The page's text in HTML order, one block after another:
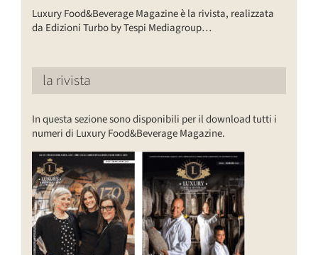
Luxury Food&Beverage Magazine è la rivista, realizzata
da Edizioni Turbo by Tespi Mediagroup…
la rivista
In questa sezione sono disponibili per il download tutti i
numeri di Luxury Food&Beverage Magazine.